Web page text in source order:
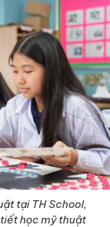
tại TH School,
học mỹ thuật